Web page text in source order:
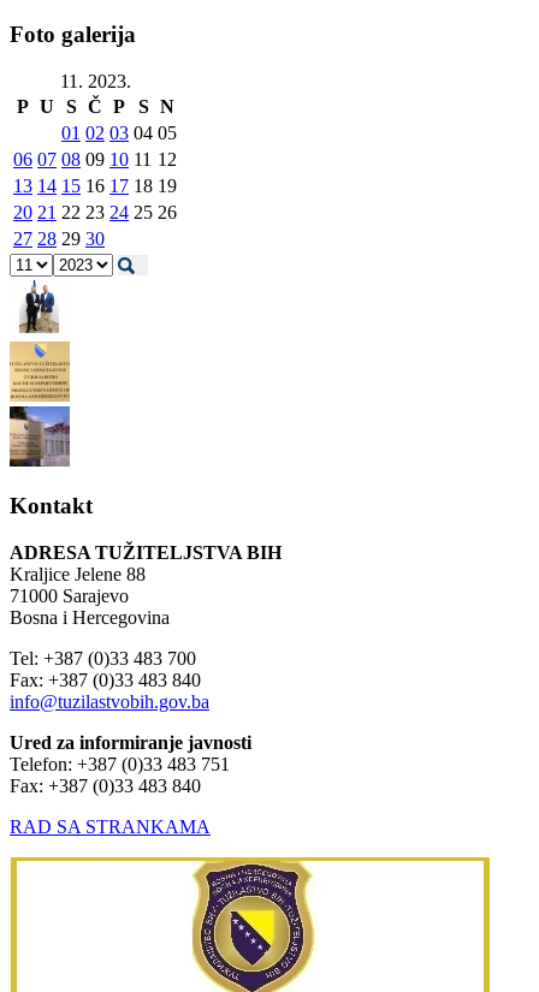
Foto galerija
11. 2023.
P U S Č P S N
01 02 03 04 05
06 07 08 09 10 11 12
13 14 15 16 17 18 19
20 21 22 23 24 25 26
27 28 29 30
Kontakt
ADRESA TUŽITELJSTVA BIH
Kraljice Jelene 88
71000 Sarajevo
Bosna i Hercegovina
Tel: +387 (0)33 483 700
Fax: +387 (0)33 483 840
info@tuzilastvobih.gov.ba
Ured za informiranje javnosti
Telefon: +387 (0)33 483 751
Fax: +387 (0)33 483 840
RAD SA STRANKAMA